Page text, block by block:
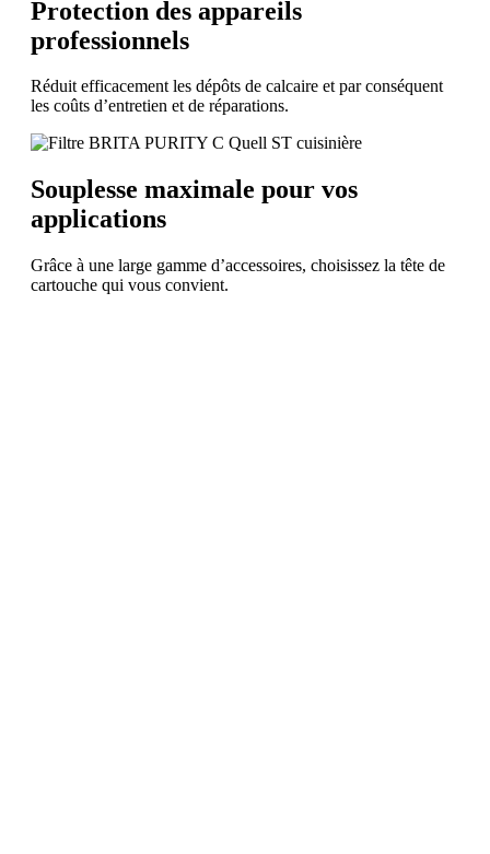
Protection des appareils
professionnels
Réduit efficacement les dépôts de calcaire et par conséquent
les coûts d’entretien et de réparations.
Souplesse maximale pour vos
applications
Grâce à une large gamme d’accessoires, choisissez la tête de
cartouche qui vous convient.